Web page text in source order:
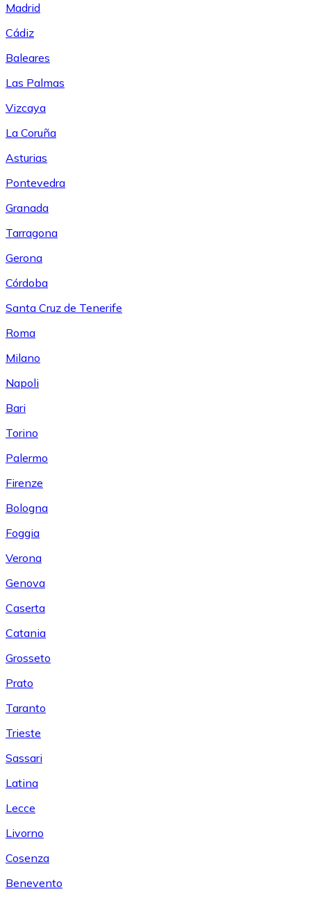
Madrid
Cádiz
Baleares
Las Palmas
Vizcaya
La Coruña
Asturias
Pontevedra
Granada
Tarragona
Gerona
Córdoba
Santa Cruz de Tenerife
Roma
Milano
Napoli
Bari
Torino
Palermo
Firenze
Bologna
Foggia
Verona
Genova
Caserta
Catania
Grosseto
Prato
Taranto
Trieste
Sassari
Latina
Lecce
Livorno
Cosenza
Benevento